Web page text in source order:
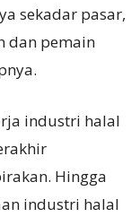
sekadar pasar,
dan pemain
industri halal
Hingga
industri halal